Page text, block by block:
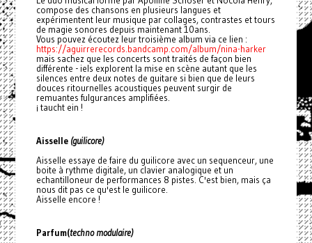
compose des chansons en plusieurs langues et
expérimentent leur musique par collages, contrastes et tours
de magie sonores depuis maintenant 10ans.
Vous pouvez écoutez leur troisième album via ce lien :
https://aguirrerecords.bandcamp.com/album/nina-harker
mais sachez que les concerts sont traités de façon bien
différente - iels explorent la mise en scène autant que les
silences entre deux notes de guitare si bien que de leurs
douces ritournelles acoustiques peuvent surgir de
remuantes fulgurances amplifiées.
¡ taucht ein !
Aisselle(guilicore)
Aisselle essaye de faire du guilicore avec un sequenceur, une
boite à rythme digitale, un clavier analogique et un
echantilloneur de performances 8 pistes. C'est bien, mais ça
nous dit pas ce qu'est le guilicore.
Aisselle encore !
Parfum(techno modulaire)